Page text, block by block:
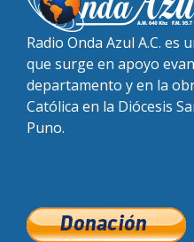
Radio Onda Azul A.C. es
que surge en apoyo
departamento y en la
Católica en la Diócesis
Puno.